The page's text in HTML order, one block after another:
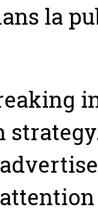
la